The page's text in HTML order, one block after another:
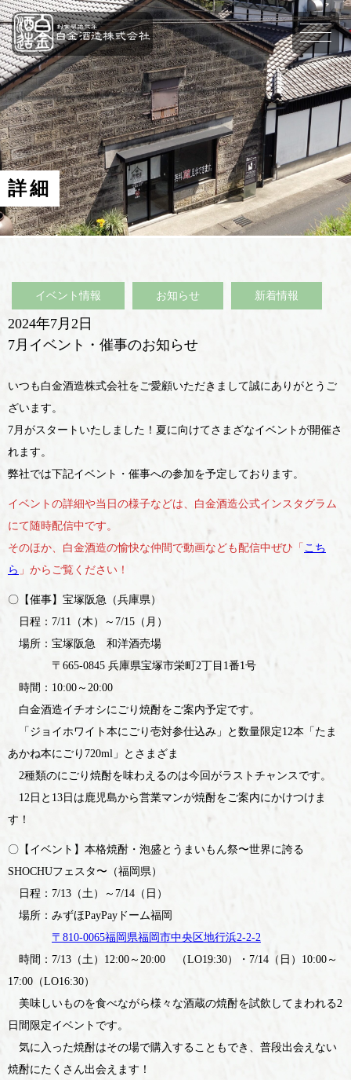
詳細
イベント情報 お知らせ 新着情報
2024年7月2日
7月イベント・催事のお知らせ
いつも白金酒造株式会社をご愛顧いただきまして誠にありがとうご
ざいます。
7月がスタートいたしました！夏に向けてさまざなイベントが開催さ
れます。
弊社では下記イベント・催事への参加を予定しております。
イベントの詳細や当日の様子などは、白金酒造公式インスタグラム
にて随時配信中です。
そのほか、白金酒造の愉快な仲間で動画なども配信中ぜひ「 こち
ら 」からご覧ください！
〇【催事】宝塚阪急（兵庫県）
日程：7/11（木）～7/15（月）
場所：宝塚阪急 和洋酒売場
〒665-0845 兵庫県宝塚市栄町2丁目1番1号
時間：10:00～20:00
白金酒造イチオシにごり焼酎をご案内予定です。
「ジョイホワイト本にごり壱対参仕込み」と数量限定12本「たま
あかね本にごり720ml」とさまざま
2種類のにごり焼酎を味わえるのは今回がラストチャンスです。
12日と13日は鹿児島から営業マンが焼酎をご案内にかけつけま
す！
〇【イベント】本格焼酎・泡盛とうまいもん祭〜世界に誇る
SHOCHUフェスタ〜（福岡県）
日程：7/13（土）～7/14（日）
場所：みずほPayPayドーム福岡
〒810-0065福岡県福岡市中央区地行浜2-2-2
時間：7/13（土）12:00～20:00 （LO19:30）・7/14（日）10:00～
17:00（LO16:30）
美味しいものを食べながら様々な酒蔵の焼酎を試飲してまわれる2
日間限定イベントです。
気に入った焼酎はその場で購入することもでき、普段出会えない
焼酎にたくさん出会えます！